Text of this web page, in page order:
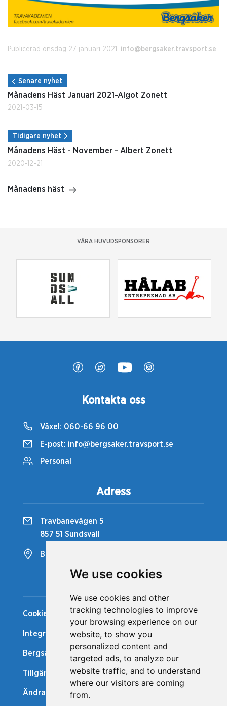
We use cookies
We use cookies and other
tracking technologies to improve
your browsing experience on our
website, to show you
personalized content and
targeted ads, to analyze our
website traffic, and to understand
where our visitors are coming
from.
Publicerad onsdag 27 januari 2021. info@bergsaker.travsport.se
Senare nyhet
Månadens Häst Januari 2021-Algot Zonett
2021-03-15
Tidigare nyhet
Månadens Häst - November - Albert Zonett
2020-12-21
Månadens häst
VÅRA HUVUDSPONSORER
Cookiepolicy
Integritetspolicy
Bergsåker Nytt
Tillgänglighetsredogörelse
Ändra cookie-inställningar
Kontakta oss
Växel: 060-66 96 00
E-post: info@bergsaker.travsport.se
Personal
Adress
Travbanevägen 5
857 51 Sundsvall
Bergsåkers Travbana